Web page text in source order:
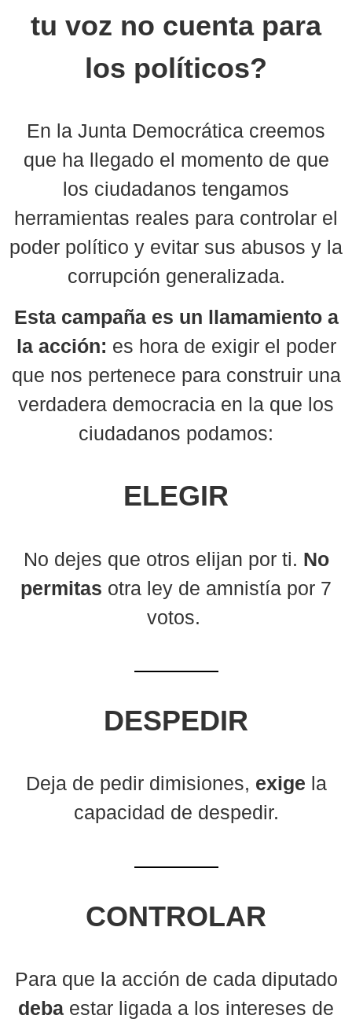
tu voz no cuenta para
los políticos?
En la Junta Democrática creemos
que ha llegado el momento de que
los ciudadanos tengamos
herramientas reales para controlar el
poder político y evitar sus abusos y la
corrupción generalizada.
Esta campaña es un llamamiento a
la acción: es hora de exigir el poder
que nos pertenece para construir una
verdadera democracia en la que los
ciudadanos podamos:
ELEGIR
No dejes que otros elijan por ti. No
permitas otra ley de amnistía por 7
votos.
DESPEDIR
Deja de pedir dimisiones, exige la
capacidad de despedir.
CONTROLAR
Para que la acción de cada diputado
deba estar ligada a los intereses de